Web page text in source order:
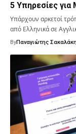
5 Υπηρεσίες
Υπάρχουν αρκετοί
από Ελληνικά σε
ByΠαναγιώτης